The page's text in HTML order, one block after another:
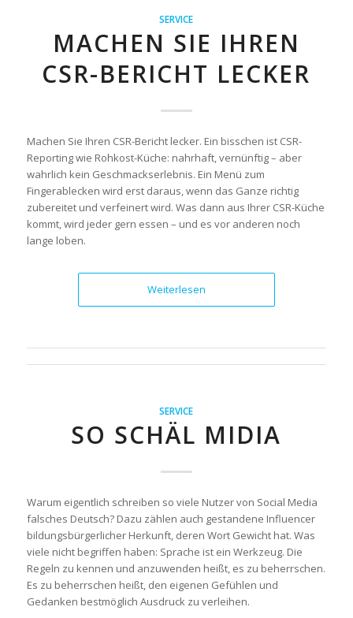
SERVICE
MACHEN SIE IHREN
CSR-BERICHT LECKER
Machen Sie Ihren CSR-Bericht lecker. Ein bisschen ist CSR-
Reporting wie Rohkost-Küche: nahrhaft, vernünftig – aber
wahrlich kein Geschmackserlebnis. Ein Menü zum
Fingerablecken wird erst daraus, wenn das Ganze richtig
zubereitet und verfeinert wird. Was dann aus Ihrer CSR-Küche
kommt, wird jeder gern essen – und es vor anderen noch
lange loben.
Weiterlesen
SERVICE
SO SCHÄL MIDIA
Warum eigentlich schreiben so viele Nutzer von Social Media
falsches Deutsch? Dazu zählen auch gestandene Influencer
bildungsbürgerlicher Herkunft, deren Wort Gewicht hat. Was
viele nicht begriffen haben: Sprache ist ein Werkzeug. Die
Regeln zu kennen und anzuwenden heißt, es zu beherrschen.
Es zu beherrschen heißt, den eigenen Gefühlen und
Gedanken bestmöglich Ausdruck zu verleihen.